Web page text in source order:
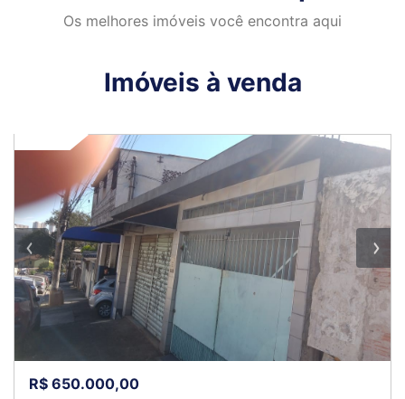
Os melhores imóveis você encontra aqui
Imóveis à venda
R$ 650.000,00